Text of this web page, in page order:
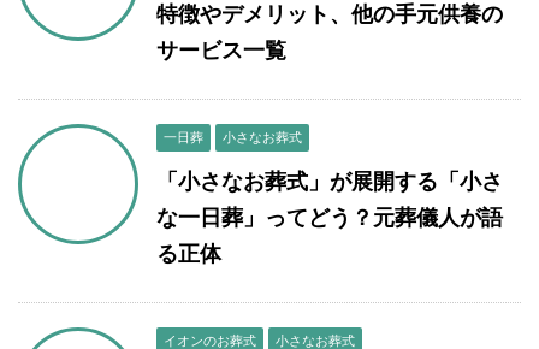
特徴やデメリット、他の手元供養の
サービス一覧
一日葬 小さなお葬式
「小さなお葬式」が展開する「小さ
な一日葬」ってどう？元葬儀人が語
る正体
イオンのお葬式 小さなお葬式